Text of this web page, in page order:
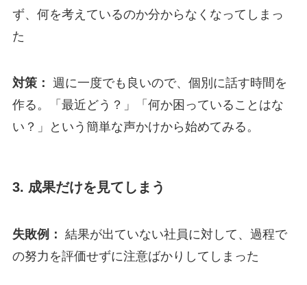
ず、何を考えているのか分からなくなってしまっ
た
対策： 週に一度でも良いので、個別に話す時間を
作る。「最近どう？」「何か困っていることはな
い？」という簡単な声かけから始めてみる。
3. 成果だけを見てしまう
失敗例： 結果が出ていない社員に対して、過程で
の努力を評価せずに注意ばかりしてしまった